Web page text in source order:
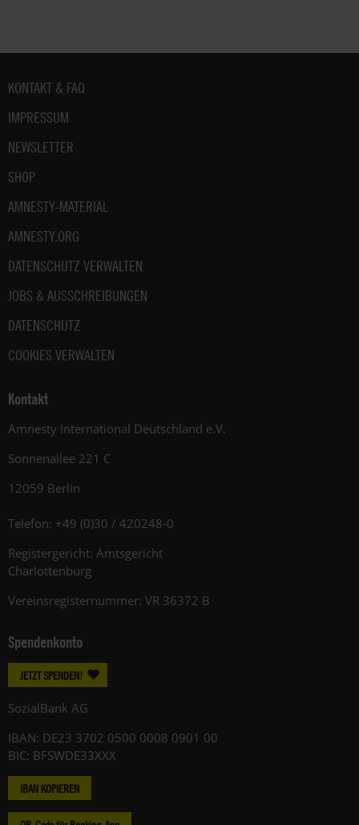
Fußbereich
KONTAKT & FAQ
IMPRESSUM
NEWSLETTER
SHOP
AMNESTY-MATERIAL
AMNESTY.ORG
DATENSCHUTZ VERWALTEN
JOBS & AUSSCHREIBUNGEN
DATENSCHUTZ
COOKIES VERWALTEN
Kontakt
Amnesty International Deutschland e.V.
Sonnenallee 221 C
12059 Berlin
Telefon: +49 (0)30 / 420248-0
Registergericht: Amtsgericht
Charlottenburg
Vereinsregisternummer: VR 36372 B
Spendenkonto
JETZT SPENDEN!
SozialBank AG
IBAN: DE23 3702 0500 0008 0901 00
BIC: BFSWDE33XXX
IBAN KOPIEREN